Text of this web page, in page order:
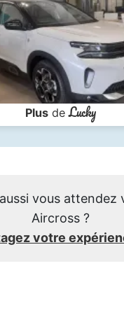
PlusdeLucky
vous attendez
Aircross ?
votre